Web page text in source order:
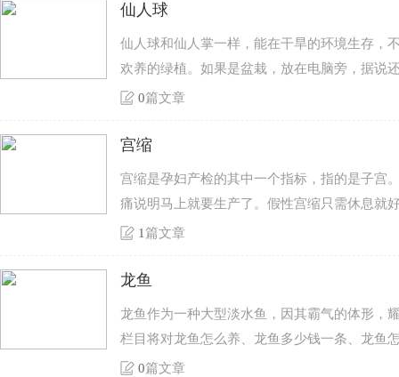
仙人球
仙人球和仙人掌一样，能在干旱的环境生存，
欢养的绿植。如果是盆栽，放在电脑旁，据说
0篇文章
宫缩
宫缩是孕妇产检的其中一个指标，指的是子宫
痛说明马上就要生产了。假性宫缩只需休息就
1 篇文章
龙鱼
龙鱼作为一种大型淡水鱼，因其霸气的体形，
栏目将对龙鱼怎么养、龙鱼多少钱一条、龙鱼
0篇文章